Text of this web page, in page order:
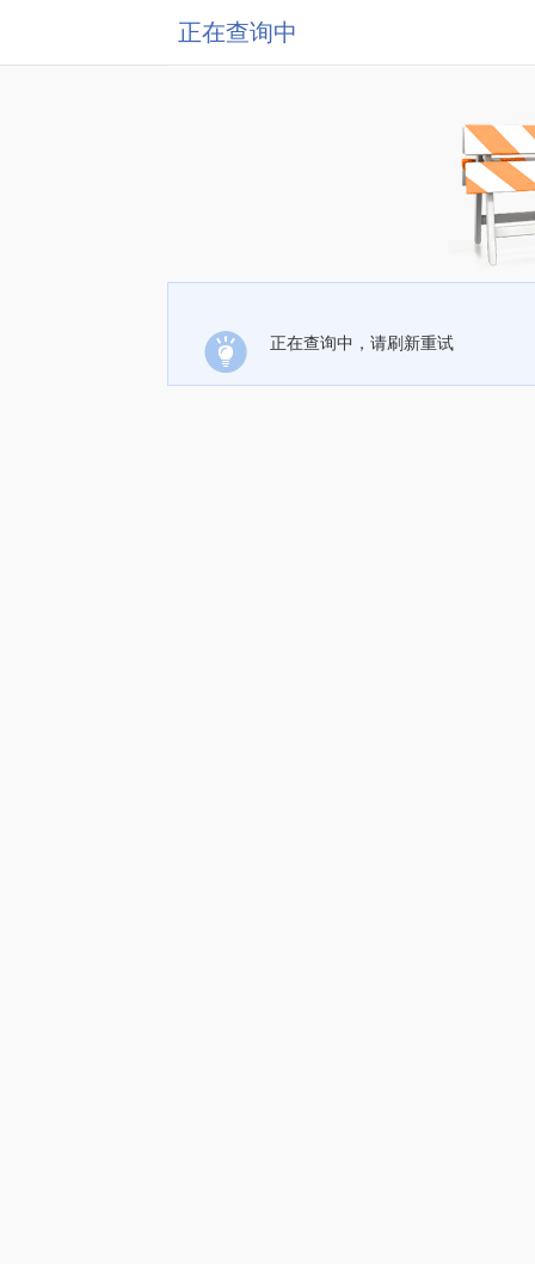
正在查询中
正在查询中，请刷新重试